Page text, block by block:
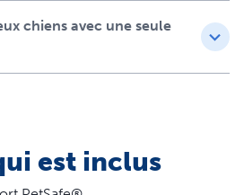
chiens avec une seule
est inclus